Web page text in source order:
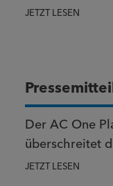
JETZT LESEN
Der AC One
überschreitet
JETZT LESEN